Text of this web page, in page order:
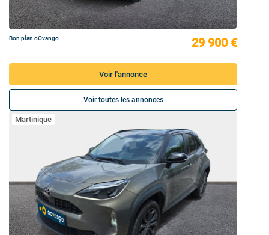
Bon plan oOvango 29 900 €
Voir l'annonce
Voir toutes les annonces
Martinique